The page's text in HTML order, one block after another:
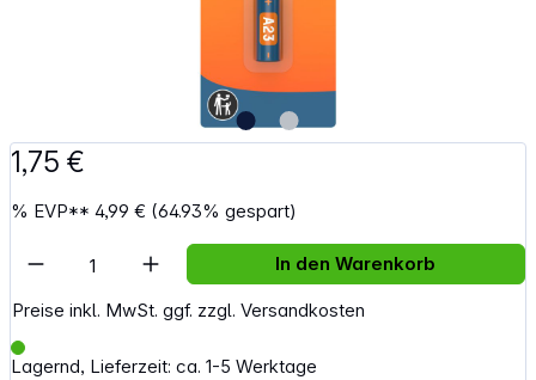
1,75 €
% EVP**4,99 € (64.93% gespart)
Preise inkl. MwSt. ggf. zzgl. Versandkosten
Lagernd, Lieferzeit: ca. 1-5 Werktage
Artikel Anzahl: Gib den gewünschten
In den Warenkorb